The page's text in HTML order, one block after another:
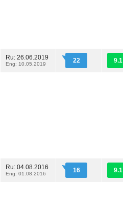
Ru: 26.06.2019
Eng: 10.05.2019 22 9.1
Ru: 04.08.2016
Eng: 01.08.2016 16 9.1